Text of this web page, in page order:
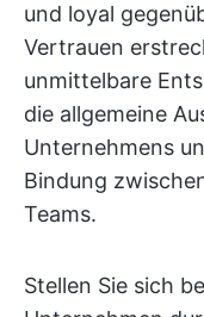
und loyal
Vertrauen
unmittelbare
die allgemeine
Unternehmens
Bindung
Teams.
Stellen Sie sich